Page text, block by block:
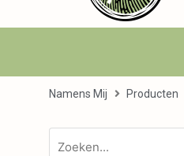
Namens Mij Producten